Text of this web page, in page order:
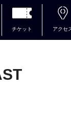
チケット アクセ